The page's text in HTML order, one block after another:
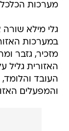
מערכות
גלי מילא
במערכות
מזכיר, גזבר
האזורית גליל
העובד והלומד,
והמפעלים